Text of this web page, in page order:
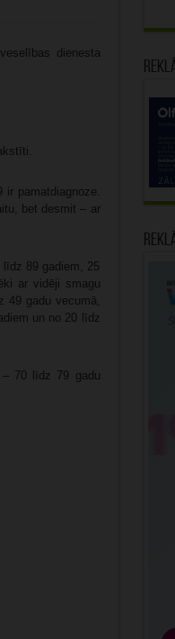
dienesta
ir pamatdiagnoze.
bet desmit – ar
89 gadiem, 25
ar vidēji smagu
49 gadu vecumā,
un no 20 līdz
70 līdz 79 gadu